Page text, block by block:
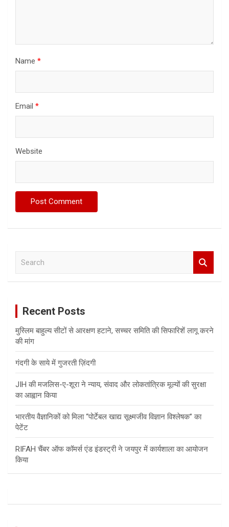
Name *
Email *
Website
Recent Posts
मुस्लिम बाहुल्य सीटों से आरक्षण हटाने, सच्चर समिति की सिफारिशें लागू करने
की मांग
गंदगी के साये में गुजरती ज़िंदगी
JIH की मजलिस-ए-शूरा ने न्याय, संवाद और लोकतांत्रिक मूल्यों की सुरक्षा
का आह्वान किया
भारतीय वैज्ञानिकों को मिला “पोर्टेबल खाद्य सूक्ष्मजीव विज्ञान विश्लेषक” का
पेटेंट
RIFAH चैंबर ऑफ कॉमर्स एंड इंडस्ट्री ने जयपुर में कार्यशाला का आयोजन
किया